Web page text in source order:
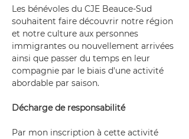
Les bénévoles du CJE Beauce-Sud
souhaitent faire découvrir notre région
et notre culture aux personnes
immigrantes ou nouvellement arrivées
ainsi que passer du temps en leur
compagnie par le biais d'une activité
abordable par saison.
Décharge de responsabilité
Par mon inscription à cette activité